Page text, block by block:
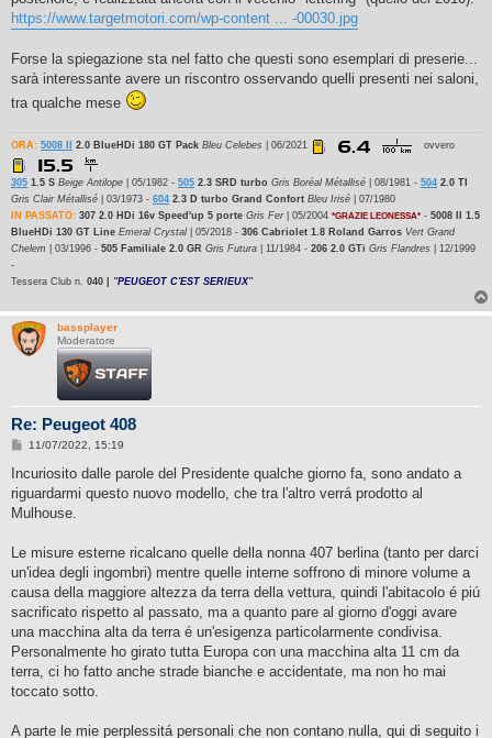
g
g
o
https://www.targetmotori.com/wp-content ... -00030.jpg
Forse la spiegazione sta nel fatto che questi sono esemplari di preserie...
sarà interessante avere un riscontro osservando quelli presenti nei saloni,
tra qualche mese
ORA: 5008 II 2.0 BlueHDi 180 GT Pack Bleu Celebes | 06/2021 ovvero
305 1.5 S Beige Antilope | 05/1982 - 505 2.3 SRD turbo Gris Boréal Métallisé | 08/1981 - 504 2.0 TI
Gris Clair Métallisé | 03/1973 - 604 2.3 D turbo Grand Confort Bleu Irisé | 07/1980
IN PASSATO: 307 2.0 HDi 16v Speed'up 5 porte Gris Fer| 05/2004 *GRAZIE LEONESSA* - 5008 II 1.5
BlueHDi 130 GT Line Emeral Crystal | 05/2018 - 306 Cabriolet 1.8 Roland Garros Vert Grand
Chelem | 03/1996 - 505 Familiale 2.0 GR Gris Futura | 11/1984 - 206 2.0 GTi Gris Flandres | 12/1999
-
Tessera Club n. 040 | "PEUGEOT C'EST SERIEUX"
bassplayer
Moderatore
Re: Peugeot 408
M
s
a
g
o
11/07/2022, 15:19
Incuriosito dalle parole del Presidente qualche giorno fa, sono andato a
riguardarmi questo nuovo modello, che tra l'altro verrá prodotto al
Mulhouse.
Le misure esterne ricalcano quelle della nonna 407 berlina (tanto per darci
un'idea degli ingombri) mentre quelle interne soffrono di minore volume a
causa della maggiore altezza da terra della vettura, quindi l'abitacolo é piú
sacrificato rispetto al passato, ma a quanto pare al giorno d'oggi avare
una macchina alta da terra é un'esigenza particolarmente condivisa.
Personalmente ho girato tutta Europa con una macchina alta 11 cm da
terra, ci ho fatto anche strade bianche e accidentate, ma non ho mai
toccato sotto.
A parte le mie perplessitá personali che non contano nulla, qui di seguito i